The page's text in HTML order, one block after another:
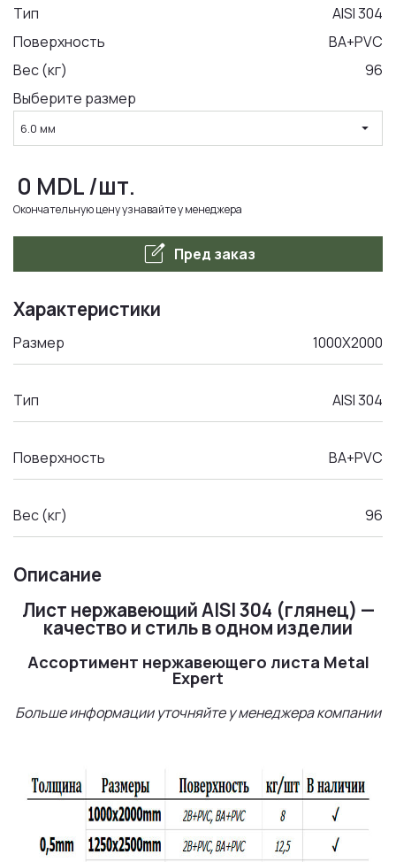
LA COMANDA
Тип
AISI 304
Поверхность
BA+PVC
Вес (кг)
96
Выберите размер
6.0 мм arrow_drop_down
0 MDL/шт.
Окончательную цену узнавайте у менеджера
edit_square Пред заказ
Характеристики
Размер 1000Х2000
Тип AISI 304
Поверхность BA+PVC
Вес (кг) 96
Описание
Лист нержавеющий AISI 304 (глянец) —
качество и стиль в одном изделии
Ассортимент нержавеющего листа Metal
Expert
Больше информации уточняйте у менеджера компании